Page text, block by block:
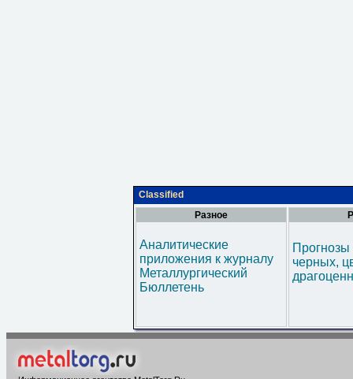
Classified
Разное
Аналитические
приложения к журналу
Металлургический
Бюллетень
черных,